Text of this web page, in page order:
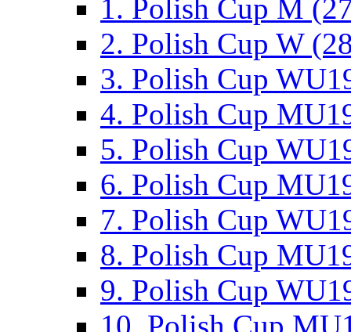
1. Polish Cup M
2. Polish Cup W
3. Polish Cup
4. Polish Cup
5. Polish Cup
6. Polish Cup
7. Polish Cup
8. Polish Cup
9. Polish Cup
10. Polish Cup